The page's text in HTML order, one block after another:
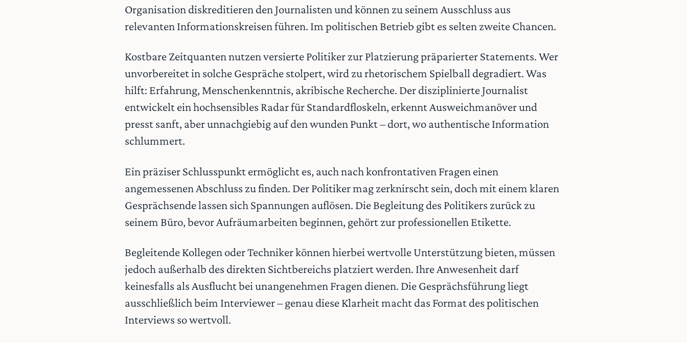
Organisation diskreditieren den Journalisten und können zu seinem Ausschluss aus
relevanten Informationskreisen führen. Im politischen Betrieb gibt es selten zweite Chancen.
Kostbare Zeitquanten nutzen versierte Politiker zur Platzierung präparierter Statements. Wer
unvorbereitet in solche Gespräche stolpert, wird zu rhetorischem Spielball degradiert. Was
hilft: Erfahrung, Menschenkenntnis, akribische Recherche. Der disziplinierte Journalist
entwickelt ein hochsensibles Radar für Standardfloskeln, erkennt Ausweichmanöver und
presst sanft, aber unnachgiebig auf den wunden Punkt – dort, wo authentische Information
schlummert.
Ein präziser Schlusspunkt ermöglicht es, auch nach konfrontativen Fragen einen
angemessenen Abschluss zu finden. Der Politiker mag zerknirscht sein, doch mit einem klaren
Gesprächsende lassen sich Spannungen auflösen. Die Begleitung des Politikers zurück zu
seinem Büro, bevor Aufräumarbeiten beginnen, gehört zur professionellen Etikette.
Begleitende Kollegen oder Techniker können hierbei wertvolle Unterstützung bieten, müssen
jedoch außerhalb des direkten Sichtbereichs platziert werden. Ihre Anwesenheit darf
keinesfalls als Ausflucht bei unangenehmen Fragen dienen. Die Gesprächsführung liegt
ausschließlich beim Interviewer – genau diese Klarheit macht das Format des politischen
Interviews so wertvoll.